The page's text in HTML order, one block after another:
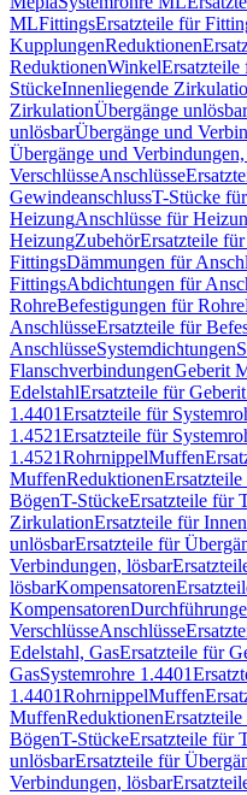
MLFittingsErsatzteile für
KupplungenReduktionen
ReduktionenWinkel
StückeInnenliegende
ZirkulationÜbergänge unlösbar
unlösbarÜbergänge und
Übergänge und
VerschlüsseAnschlüsse
GewindeanschlussT-Stücke
HeizungAnschlüsse für
HeizungZubehörErsatzteile
FittingsDämmungen für
FittingsAbdichtungen für
RohreBefestigungen für Rohre
AnschlüsseErsatzteile für
AnschlüsseSystemdichtungen
FlanschverbindungenGeberit
EdelstahlErsatzteile für
1.4401Ersatzteile für
1.4521Ersatzteile für
1.4521RohrnippelMuffen
MuffenReduktionen
BögenT-StückeErsatzteile für
ZirkulationErsatzteile für
unlösbarErsatzteile für
Verbindungen, lösbar
lösbarKompensatoren
Kompensatoren
VerschlüsseAnschlüsse
Edelstahl, GasErsatzteile für
GasSystemrohre 1.4401
1.4401RohrnippelMuffen
MuffenReduktionen
BögenT-StückeErsatzteile für
unlösbarErsatzteile für
Verbindungen, lösbar